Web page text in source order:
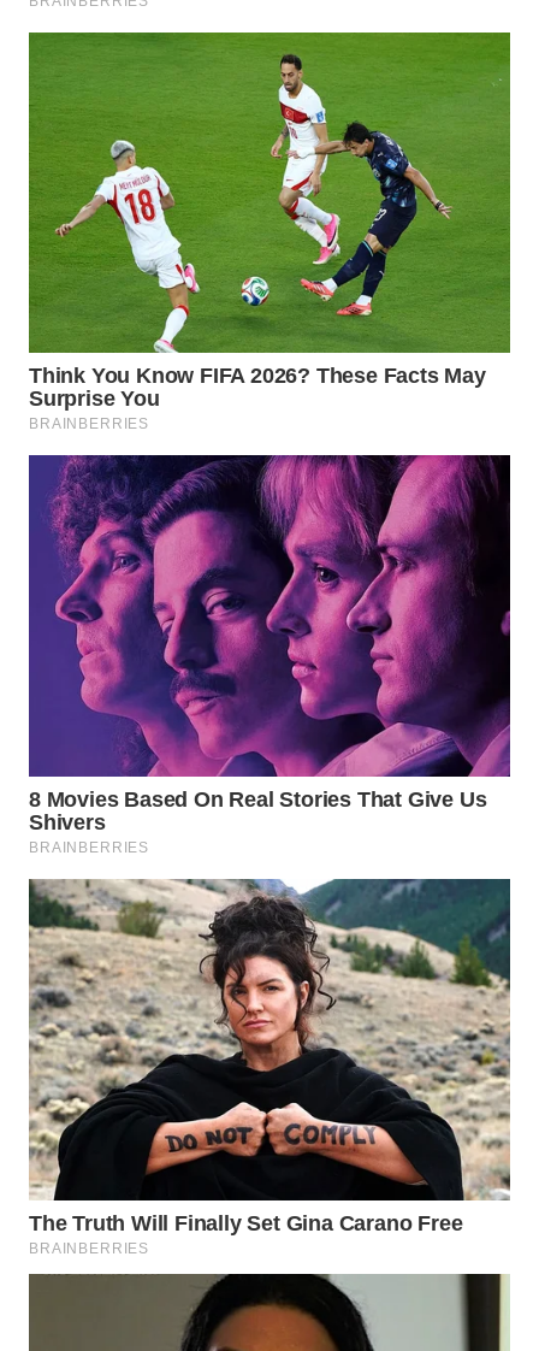
TINGGI
PAKPAK
WN
KARAWANG
WN
BEKASI
BOGOR
WN
DEPOK
WN
TAPANULI
UTARA
WN
SAMOSIR
LAWAS
WN
WN
CIANJUR
WN
KEPULAUAN
SERIBU
TANGERANG
WN
BINJAI